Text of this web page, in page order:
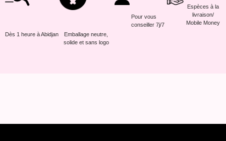
Dès 1 heure à Abidjan
Emballage neutre,
solide et sans logo
Pour vous
conseiller 7j/7
Espèces à la
livraison/
Mobile Money